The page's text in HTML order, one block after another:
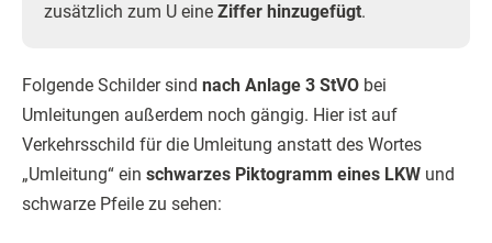
zusätzlich zum U eine Ziffer hinzugefügt.
Folgende Schilder sind nach Anlage 3 StVO bei
Umleitungen außerdem noch gängig. Hier ist auf
Verkehrsschild für die Umleitung anstatt des Wortes
„Umleitung“ ein schwarzes Piktogramm eines LKW und
schwarze Pfeile zu sehen: